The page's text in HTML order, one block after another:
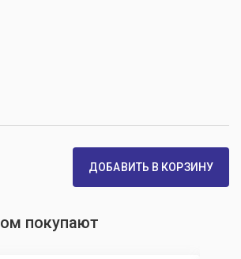
ДОБАВИТЬ В КОРЗИНУ
покупают